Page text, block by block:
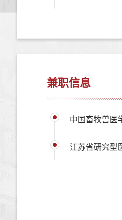
兼职信息
中国畜牧兽医
江苏省研究型